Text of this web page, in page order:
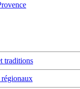
traditions